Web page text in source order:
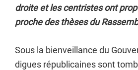
droite et les centristes ont
proche des thèses du
Sous la bienveillance du
digues républicaines sont